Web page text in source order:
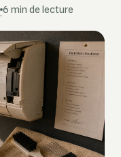
·
6 min de lecture